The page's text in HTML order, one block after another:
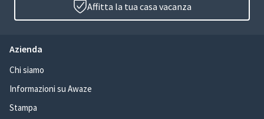
Affitta la tua casa vacanza
Azienda
Chi siamo
Informazioni su Awaze
Stampa